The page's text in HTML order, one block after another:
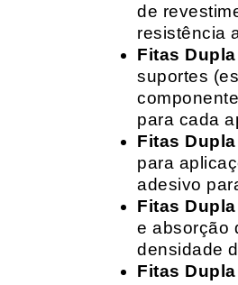
de
resistência
Fitas
suportes
para cada
Fitas
para
adesivo
Fitas
e absorção
densidade
Fitas